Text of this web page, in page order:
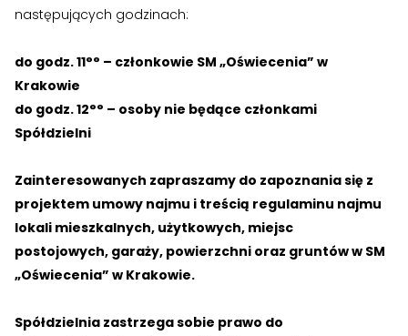
następujących godzinach:
do godz. 11°° – członkowie SM „Oświecenia” w
Krakowie
do godz. 12°° – osoby nie będące członkami
Spółdzielni
Zainteresowanych zapraszamy do zapoznania się z
projektem umowy najmu i treścią regulaminu najmu
lokali mieszkalnych, użytkowych, miejsc
postojowych, garaży, powierzchni oraz gruntów w SM
„Oświecenia” w Krakowie.
Spółdzielnia zastrzega sobie prawo do